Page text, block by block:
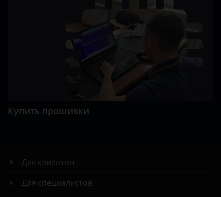
Купить прошивки
Для клиентов
Для специалистов